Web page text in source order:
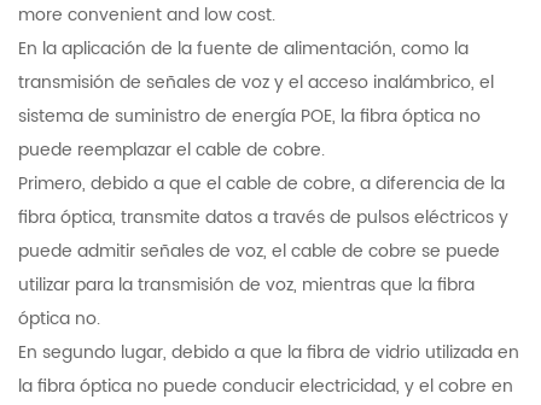
more convenient and low cost.
En la aplicación de la fuente de alimentación, como la
transmisión de señales de voz y el acceso inalámbrico, el
sistema de suministro de energía POE, la fibra óptica no
puede reemplazar el cable de cobre.
Primero, debido a que el cable de cobre, a diferencia de la
fibra óptica, transmite datos a través de pulsos eléctricos y
puede admitir señales de voz, el cable de cobre se puede
utilizar para la transmisión de voz, mientras que la fibra
óptica no.
En segundo lugar, debido a que la fibra de vidrio utilizada en
la fibra óptica no puede conducir electricidad, y el cobre en